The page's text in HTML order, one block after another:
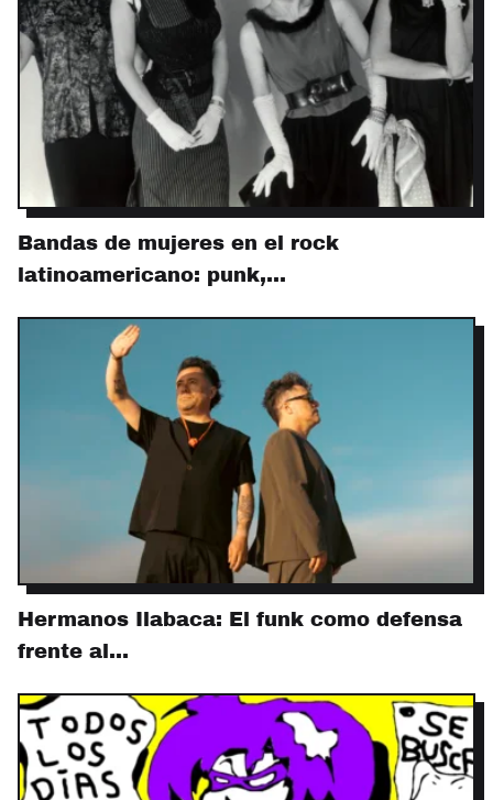
Bandas de mujeres en el rock
latinoamericano: punk,…
Hermanos Ilabaca: El funk como defensa
frente al…